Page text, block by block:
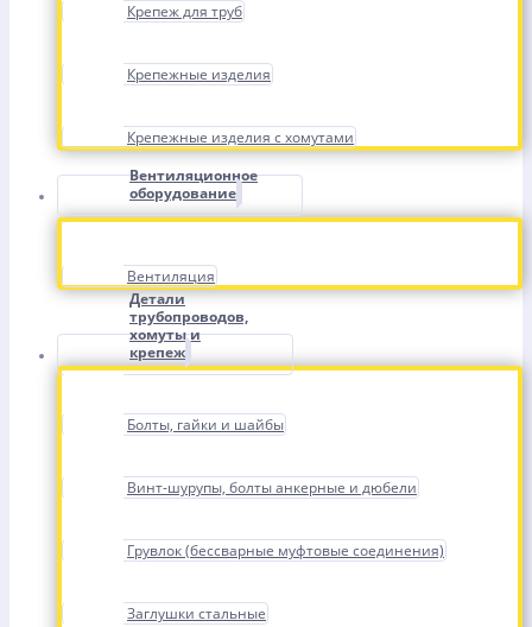
Крепеж для труб
Крепежные изделия
Крепежные изделия с хомутами
Вентиляционное
оборудование
Вентиляция
Детали
трубопроводов,
хомуты и
крепеж
Болты, гайки и шайбы
Винт-шурупы, болты анкерные и дюбели
Грувлок (бессварные муфтовые соединения)
Заглушки стальные